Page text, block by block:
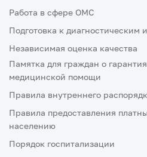
Работа в сфере ОМС
Подготовка к диагностическим
Независимая оценка качества
Памятка для граждан о
медицинской помощи
Правила внутреннего
Правила предоставления
населению
Порядок госпитализации